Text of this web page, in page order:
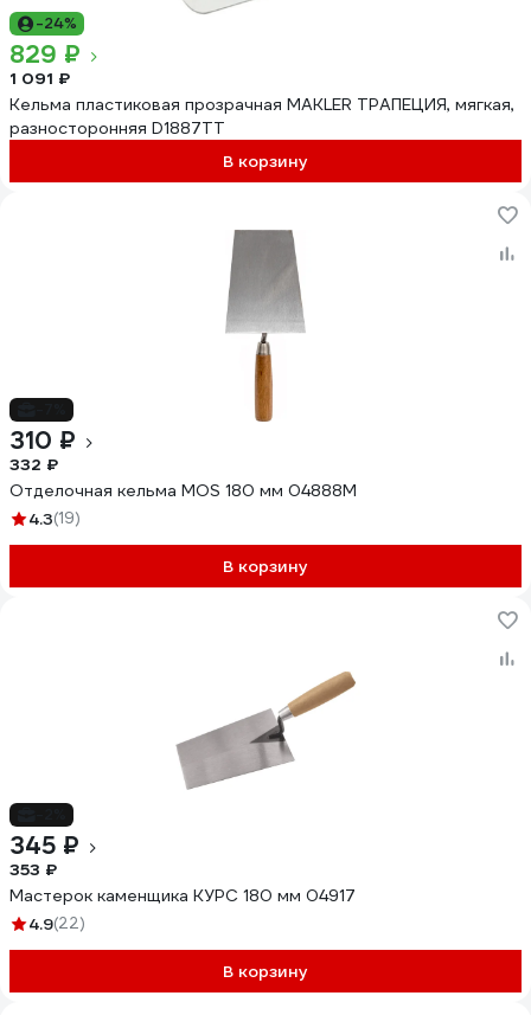
-24%
829 ₽
1 091 ₽
Кельма пластиковая прозрачная MAKLER ТРАПЕЦИЯ, мягкая,
разносторонняя D1887TT
В корзину
310 ₽
332 ₽
Отделочная кельма MOS 180 мм 04888М
4.3(19)
В корзину
345 ₽
353 ₽
Мастерок каменщика КУРС 180 мм 04917
4.9(22)
В корзину